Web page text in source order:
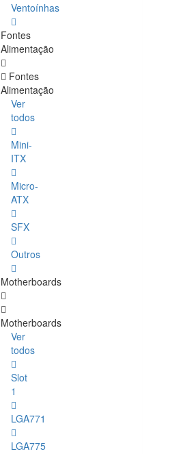
Ventoínhas
Fontes
Alimentação
Fontes
Alimentação
Ver
todos
Mini-
ITX
Micro-
ATX
SFX
Outros
Motherboards
Motherboards
Ver
todos
Slot
1
LGA771
LGA775